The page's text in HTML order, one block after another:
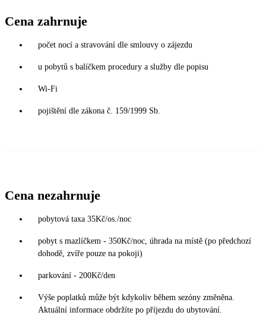
Cena zahrnuje
počet nocí a stravování dle smlouvy o zájezdu
u pobytů s balíčkem procedury a služby dle popisu
Wi-Fi
pojištění dle zákona č. 159/1999 Sb.
Cena nezahrnuje
pobytová taxa 35Kč/os./noc
pobyt s mazlíčkem - 350Kč/noc, úhrada na místě (po předchozí
dohodě, zvíře pouze na pokoji)
parkování - 200Kč/den
Výše poplatků může být kdykoliv během sezóny změněna.
Aktuální informace obdržíte po příjezdu do ubytování.